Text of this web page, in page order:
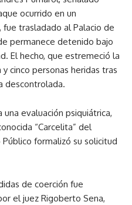
ocurrido en un
fue trasladado al Palacio de
permanece detenido bajo
El hecho, que estremeció la
cinco personas heridas tras
descontrolada.
evaluación psiquiátrica,
“Carcelita” del
formalizó su solicitud
de coerción fue
el juez Rigoberto Sena,